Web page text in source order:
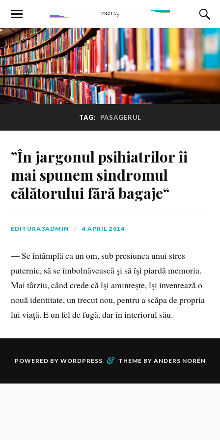
TAG: PASAGERUL
”În jargonul psihiatrilor îi
mai spunem sindromul
călătorului fără bagaje“
EDITURA3ADMIN 4 APRIL 2014
— Se întâmplă ca un om, sub presiunea unui stres
puternic, să se îmbolnăvească şi să îşi piardă memoria.
Mai târziu, când crede că îşi aminteşte, îşi inventează o
nouă identitate, un trecut nou, pentru a scăpa de propria
lui viaţă. E un fel de fugă, dar în interiorul său.
POWERED BY WORDPRESS & THEME BY ANDERS NORÉN